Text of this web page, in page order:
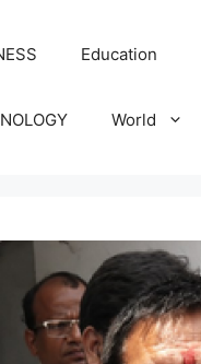
Education
World